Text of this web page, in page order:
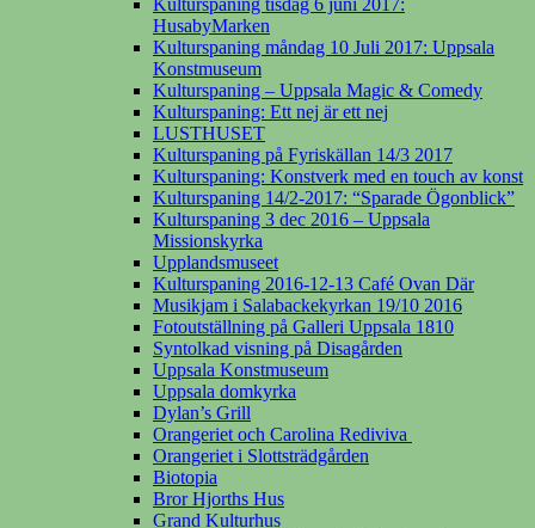
Kulturspaning tisdag 6 juni 2017:
HusabyMarken
Kulturspaning måndag 10 Juli 2017: Uppsala
Konstmuseum
Kulturspaning – Uppsala Magic & Comedy
Kulturspaning: Ett nej är ett nej
LUSTHUSET
Kulturspaning på Fyriskällan 14/3 2017
Kulturspaning: Konstverk med en touch av konst
Kulturspaning 14/2-2017: “Sparade Ögonblick”
Kulturspaning 3 dec 2016 – Uppsala
Missionskyrka
Upplandsmuseet
Kulturspaning 2016-12-13 Café Ovan Där
Musikjam i Salabackekyrkan 19/10 2016
Fotoutställning på Galleri Uppsala 1810
Syntolkad visning på Disagården
Uppsala Konstmuseum
Uppsala domkyrka
Dylan’s Grill
Orangeriet och Carolina Rediviva
Orangeriet i Slottsträdgården
Biotopia
Bror Hjorths Hus
Grand Kulturhus